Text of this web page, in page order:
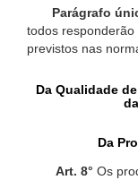
Parágrafo
todos
previstos nas
Da Qualidade
Da
Art. 8° Os